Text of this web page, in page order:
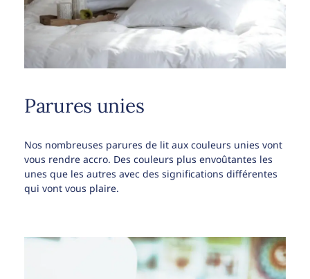
Parures unies
Nos nombreuses parures de lit aux couleurs unies vont
vous rendre accro. Des couleurs plus envoûtantes les
unes que les autres avec des significations différentes
qui vont vous plaire.